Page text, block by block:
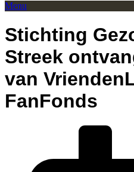
Menu
Stichting
Streek
van
FanFonds